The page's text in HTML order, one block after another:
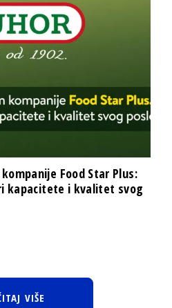
Food Star Plus:
kapacitete i kvalitet svog
VIŠE